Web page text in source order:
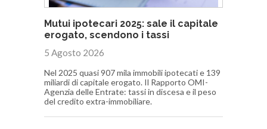
Mutui ipotecari 2025: sale il capitale
erogato, scendono i tassi
5 Agosto 2026
Nel 2025 quasi 907 mila immobili ipotecati e 139
miliardi di capitale erogato. Il Rapporto OMI-
Agenzia delle Entrate: tassi in discesa e il peso
del credito extra-immobiliare.